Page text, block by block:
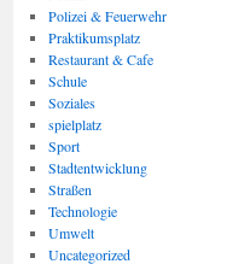
Polizei & Feuerwehr
Praktikumsplatz
Restaurant & Cafe
Schule
Soziales
spielplatz
Sport
Stadtentwicklung
Straßen
Technologie
Umwelt
Uncategorized